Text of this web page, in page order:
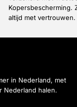
Kopersbescherming.
altijd met vertrouwen.
in Nederland, met
Nederland halen.